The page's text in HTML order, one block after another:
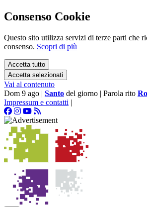
Consenso Cookie
Questo sito utilizza servizi di terze parti che
consenso. Scopri di più
Accetta tutto
Accetta selezionati
Vai al contenuto
Dom 9 ago | Santo del giorno | Parola rito
Impressum e contatti |